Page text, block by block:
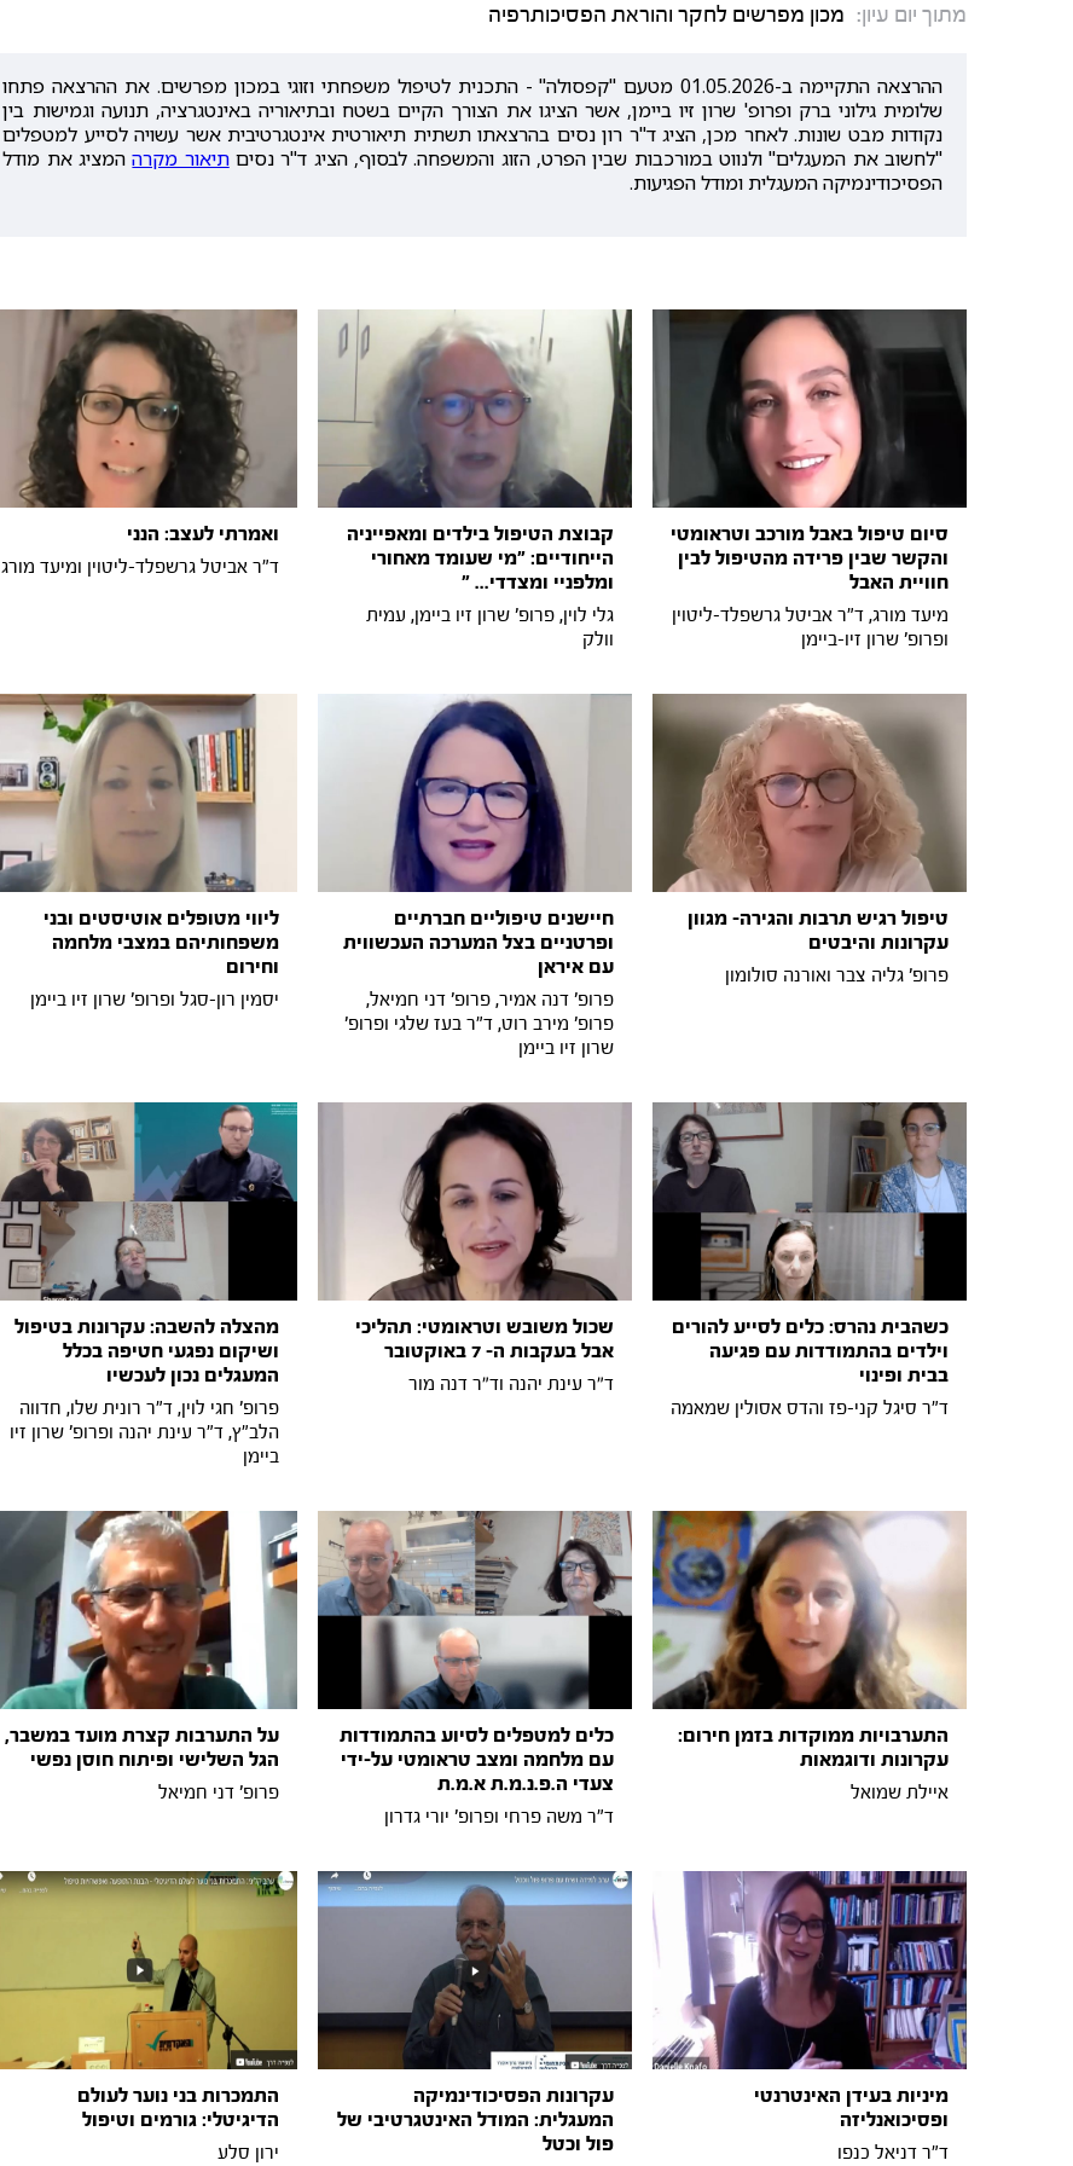
מתוך יום עיון: מכון מפרשים לחקר והוראת הפסיכותרפיה
ההרצאה התקיימה ב-01.05.2026 מטעם "קפסולה" - התכנית לטיפול משפחתי וזוגי במכון מפרשים. את ההרצאה פתחו
שלומית גילוני ברק ופרופ' שרון זיו ביימן, אשר הציגו את הצורך הקיים בשטח ובתיאוריה באינטגרציה, תנועה וגמישות בין
נקודות מבט שונות. לאחר מכן, הציג ד"ר רון נסים בהרצאתו תשתית תיאורטית אינטגרטיבית אשר עשויה לסייע למטפלים
"לחשוב את המעגלים" ולנווט במורכבות שבין הפרט, הזוג והמשפחה. לבסוף, הציג ד"ר נסיםתיאור מקרההמציג את מודל
הפסיכודינמיקה המעגלית ומודל הפגיעות.
סיום טיפול באבל מורכב וטראומטי
והקשר שבין פרידה מהטיפול לבין
חוויית האבל
מיעד מורג, ד"ר אביטל גרשפלד-ליטוין
ופרופ' שרון זיו-ביימן
קבוצת הטיפול בילדים ומאפייניה
הייחודיים: "מי שעומד מאחורי
ומלפניי ומצדדי... "
גלי לוין, פרופ' שרון זיו ביימן, עמית
וולק
ואמרתי לעצב: הנני
ד"ר אביטל גרשפלד-ליטוין ומיעד מורג
טיפול רגיש תרבות והגירה- מגוון
עקרונות והיבטים
פרופ' גליה צבר ואורנה סולומון
חיישנים טיפוליים חברתיים
ופרטניים בצל המערכה העכשווית
עם איראן
פרופ' דנה אמיר, פרופ' דני חמיאל,
פרופ' מירב רוט, ד"ר בעז שלגי ופרופ'
שרון זיו ביימן
ליווי מטופלים אוטיסטים ובני
משפחותיהם במצבי מלחמה
וחירום
יסמין רון-סגל ופרופ' שרון זיו ביימן
כשהבית נהרס: כלים לסייע להורים
וילדים בהתמודדות עם פגיעה
בבית ופינוי
ד"ר סיגל קני-פז והדס אסולין שמאמה
שכול משובש וטראומטי: תהליכי
אבל בעקבות ה- 7 באוקטובר
ד״ר עינת יהנה וד״ר דנה מור
מהצלה להשבה: עקרונות בטיפול
ושיקום נפגעי חטיפה בכלל
המעגלים נכון לעכשיו
פרופ' חגי לוין, ד"ר רונית שלו, חדווה
הלב"ץ, ד"ר עינת יהנה ופרופ' שרון זיו
ביימן
התערבויות ממוקדות בזמן חירום:
עקרונות ודוגמאות
איילת שמואל
כלים למטפלים לסיוע בהתמודדות
עם מלחמה ומצב טראומטי על-ידי
צעדי ה.פ.נ.מ.ת א.מ.ת
ד"ר משה פרחי ופרופ' יורי גדרון
על התערבות קצרת מועד במשבר,
הגל השלישי ופיתוח חוסן נפשי
פרופ' דני חמיאל
מיניות בעידן האינטרנטי
ופסיכואנליזה
ד"ר דניאל כנפו
עקרונות הפסיכודינמיקה
המעגלית: המודל האינטגרטיבי של
פול וכטל
התמכרות בני נוער לעולם
הדיגיטלי: גורמים וטיפול
ירון סלע